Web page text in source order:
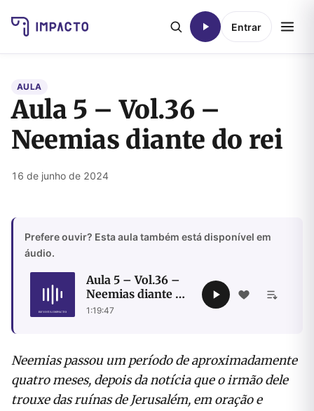
Entrar
AULA
Aula 5 – Vol.36 –
Neemias diante do rei
16 de junho de 2024
Prefere ouvir? Esta aula também está disponível em
áudio.
Aula 5 – Vol.36 –
Neemias diante do
rei
1:19:47
Neemias passou um período de aproximadamente
quatro meses, depois da notícia que o irmão dele
trouxe das ruínas de Jerusalém, em oração e